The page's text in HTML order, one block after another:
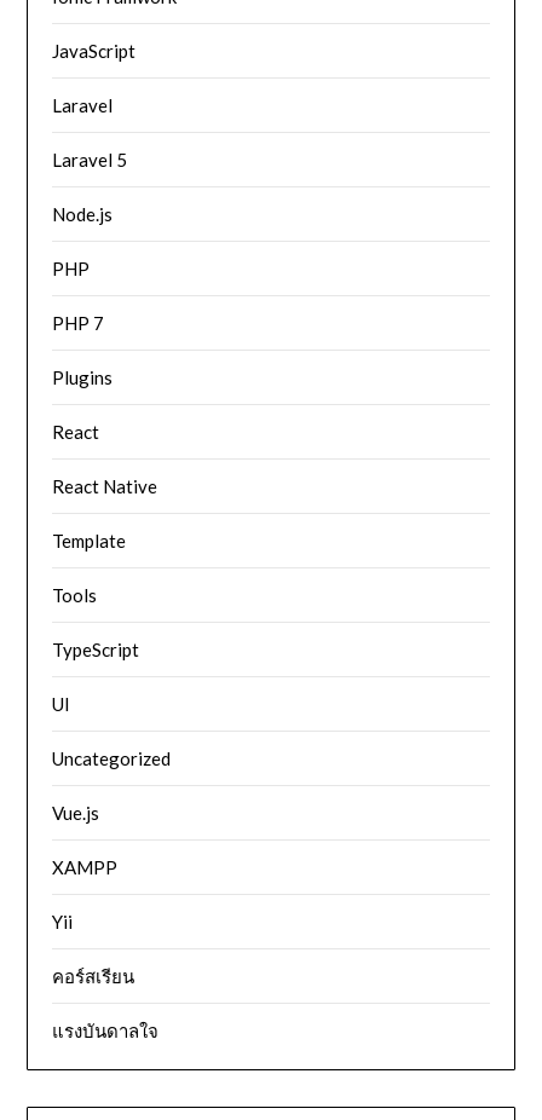
JavaScript
Laravel
Laravel 5
Node.js
PHP
PHP 7
Plugins
React
React Native
Template
Tools
TypeScript
UI
Uncategorized
Vue.js
XAMPP
Yii
คอร์สเรียน
แรงบันดาลใจ